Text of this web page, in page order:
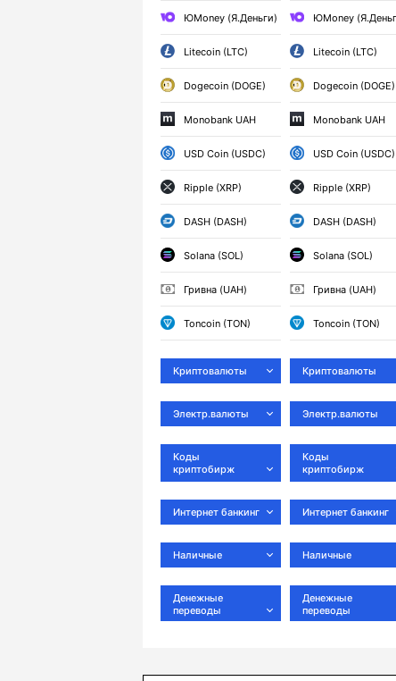
ЮMoney (Я.Деньги)
Litecoin (LTC)
Dogecoin (DOGE)
Monobank UAH
USD Coin (USDC)
Ripple (XRP)
DASH (DASH)
Solana (SOL)
Гривна (UAH)
Toncoin (TON)
Криптовалюты
Электр.валюты
Коды
криптобирж
Интернет банкинг
Наличные
Денежные
переводы
ЮMoney
Litecoin (LTC)
Dogecoin (DOGE)
Monobank UAH
USD Coin (USDC)
Ripple (XRP)
DASH (DASH)
Solana (SOL)
Гривна (UAH)
Toncoin (TON)
Криптовалюты
Электр.валюты
Коды
криптобирж
Интернет банкинг
Наличные
Денежные
переводы